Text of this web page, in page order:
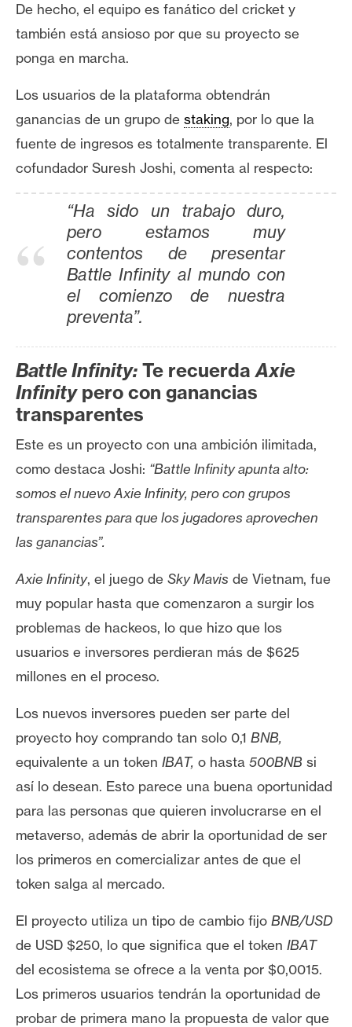
N
o
a
s
e
P
r
T
e
m
a
s
e
c
u
r
o
C
t
c
t
o
y
u
b
l
c
i
d
d
De hecho, el equipo es fanático del cricket y
también está ansioso por que su proyecto se
ponga en marcha.
Los usuarios de la plataforma obtendrán
ganancias de un grupo de staking, por lo que la
fuente de ingresos es totalmente transparente. El
cofundador Suresh Joshi, comenta al respecto:
“Ha sido un trabajo duro,
pero estamos muy
contentos de presentar
Battle Infinity al mundo con
el comienzo de nuestra
preventa”.
Battle Infinity: Te recuerdaAxie
Infinitypero con ganancias
transparentes
Este es un proyecto con una ambición ilimitada,
como destaca Joshi: “Battle Infinity apunta alto:
somos el nuevo Axie Infinity, pero con grupos
transparentes para que los jugadores aprovechen
las ganancias”.
Axie Infinity, el juego de Sky Mavis de Vietnam, fue
muy popular hasta que comenzaron a surgir los
problemas de hackeos, lo que hizo que los
usuarios e inversores perdieran más de $625
millones en el proceso.
Los nuevos inversores pueden ser parte del
proyecto hoy comprando tan solo 0,1 BNB,
equivalente a un token IBAT, o hasta 500BNB si
así lo desean. Esto parece una buena oportunidad
para las personas que quieren involucrarse en el
metaverso, además de abrir la oportunidad de ser
los primeros en comercializar antes de que el
token salga al mercado.
El proyecto utiliza un tipo de cambio fijo BNB/USD
de USD $250, lo que significa que el token IBAT
del ecosistema se ofrece a la venta por $0,0015.
Los primeros usuarios tendrán la oportunidad de
probar de primera mano la propuesta de valor que